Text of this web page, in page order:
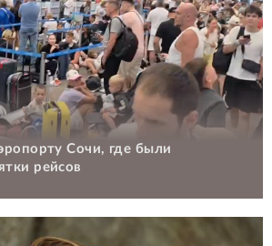
Сочи, где были
рейсов